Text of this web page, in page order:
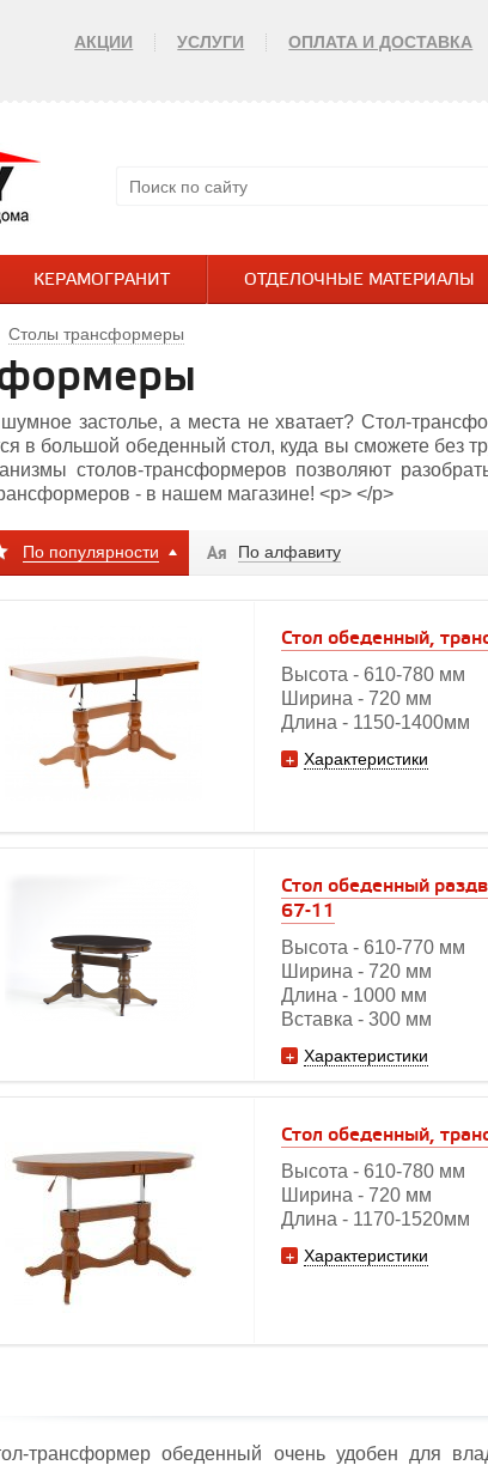
АКЦИИ УСЛУГИ ОПЛАТА И ДОСТАВКА
КЕРАМОГРАНИТ ОТДЕЛОЧНЫЕ МАТЕРИАЛЫ
Столы трансформеры
застолье, а места не хватает? Стол-
в большой обеденный стол, куда вы сможете без
столов-трансформеров позволяют
- в нашем магазине! <p> </p>
По популярности По алфавиту
Cтол обеденный,
Высота - 610-780 мм
Ширина - 720 мм
Длина - 1150-1400мм
Характеристики
Cтол обеденный
67-11
Высота - 610-770 мм
Ширина - 720 мм
Длина - 1000 мм
Вставка - 300 мм
Характеристики
Cтол обеденный,
Высота - 610-780 мм
Ширина - 720 мм
Длина - 1170-1520мм
Характеристики
трансформер обеденный очень удобен для